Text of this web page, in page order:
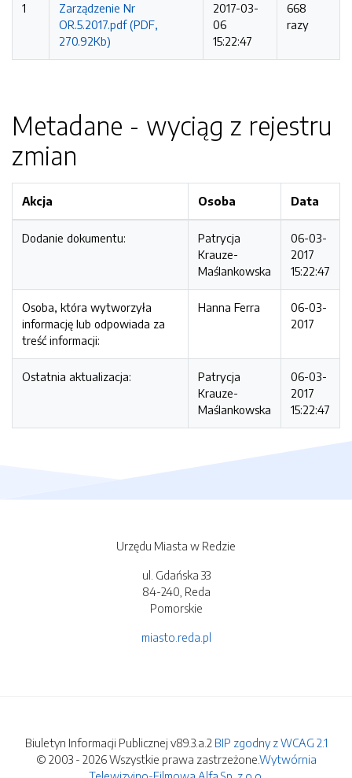
1
Zarządzenie Nr
OR.5.2017.pdf (PDF,
270.92Kb)
2017-03-
06
15:22:47
668
razy
Metadane - wyciąg z rejestru
zmian
Akcja Osoba Data
Dodanie dokumentu:
Patrycja
Krauze-
Maślankowska
06-03-
2017
15:22:47
Osoba, która wytworzyła
informację lub odpowiada za
treść informacji:
Hanna Ferra
06-03-
2017
Ostatnia aktualizacja:
Patrycja
Krauze-
Maślankowska
06-03-
2017
15:22:47
Urzędu Miasta w Redzie
ul. Gdańska 33
84-240, Reda
Pomorskie
miasto.reda.pl
Biuletyn Informacji Publicznej v89.3.a.2 BIP zgodny z WCAG 2.1
© 2003 - 2026 Wszystkie prawa zastrzeżone.Wytwórnia